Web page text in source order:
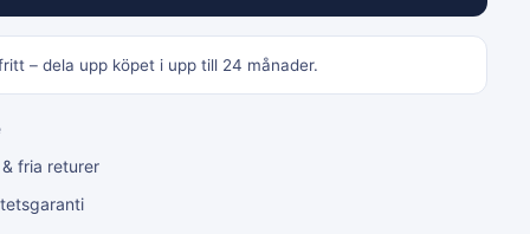
– dela upp köpet i upp till 24 månader.
fria returer